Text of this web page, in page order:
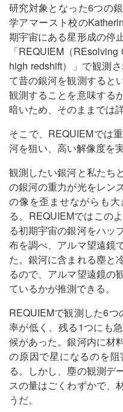
研究対象となった6つの
学アマースト校の
期宇宙にある星形成の停
「REQUIEM（
high redshift）」で観測
て昔の銀河を観測すると
観測することを意味する
暗いため、そのままでは
そこで、REQUIEMでは
河を狙い、高い解像度を
観測したい銀河と私たち
の銀河の重力が光をレン
の像を歪ませながらも
る。REQUIEMではこの
る初期宇宙の銀河をハッ
布を調べ、アルマ望遠鏡
た。銀河に含まれる塵と
るので、アルマ望遠鏡の
ているかが推測できる。
REQUIEMで観測した6
率が低く、残る1つにも
候があった。銀河内に材
の原因で星になるのを
る。しかし、塵の観測デ
スの量はごくわずかで、
うだ。